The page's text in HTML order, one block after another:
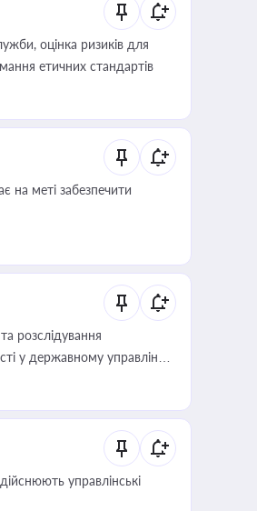
оцінка ризиків для
етичних стандартів
на меті забезпечити
розслідування
у державному управлінні
управлінські